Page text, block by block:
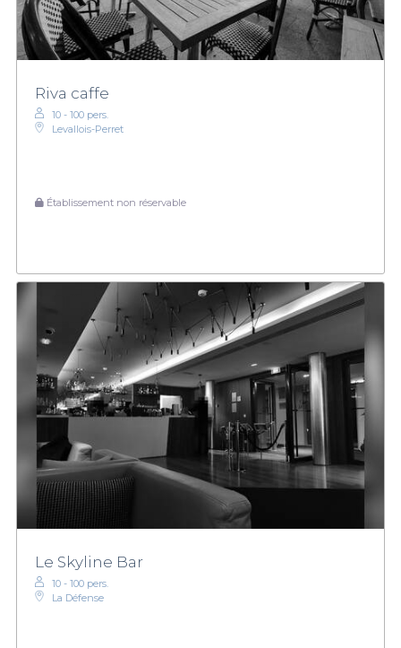
Riva caffe
10 - 100 pers.
Levallois-Perret
Établissement non réservable
Le Skyline Bar
10 - 100 pers.
La Défense